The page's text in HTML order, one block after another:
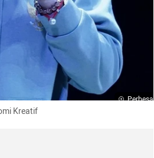
Perbesar
Kreatif